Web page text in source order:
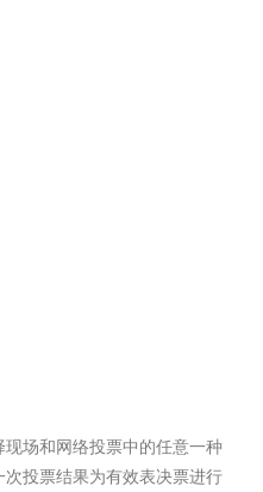
场和网络投票中的任意一种
投票结果为有效表决票进行